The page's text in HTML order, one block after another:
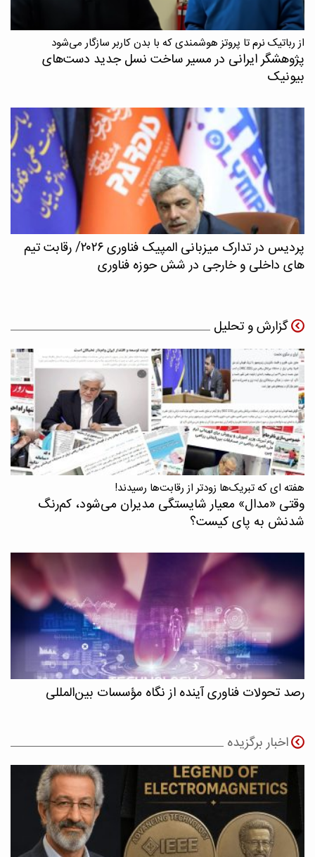
از رباتیک نرم تا پروتز هوشمندی که با بدن کاربر سازگار می‌شود
پژوهشگر ایرانی در مسیر ساخت نسل جدید دست‌های
بیونیک
پردیس در تدارک میزبانی المپیک فناوری ۲۰۲۶/ رقابت تیم
های داخلی و خارجی در شش حوزه فناوری
گزارش و تحلیل
هفته ای که تبریک‌ها زودتر از رقابت‌ها رسیدند!
وقتی «مدال‌» معیار شایستگی مدیران می‌شود، کم‌رنگ
شدنش به پای کیست؟
رصد تحولات فناوری آینده از نگاه مؤسسات بین‌المللی
اخبار برگزیده